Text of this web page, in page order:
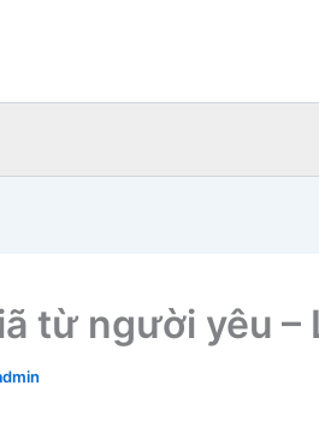
từ người yêu –